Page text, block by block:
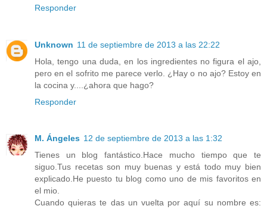
Responder
Unknown 11 de septiembre de 2013 a las 22:22
Hola, tengo una duda, en los ingredientes no figura el ajo,
pero en el sofrito me parece verlo. ¿Hay o no ajo? Estoy en
la cocina y....¿ahora que hago?
Responder
M. Ángeles 12 de septiembre de 2013 a las 1:32
Tienes un blog fantástico.Hace mucho tiempo que te
siguo.Tus recetas son muy buenas y está todo muy bien
explicado.He puesto tu blog como uno de mis favoritos en
el mio.
Cuando quieras te das un vuelta por aquí su nombre es: